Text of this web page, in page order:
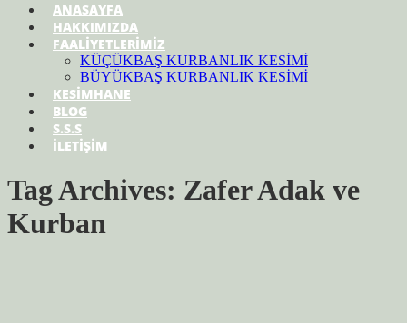
ANASAYFA
HAKKIMIZDA
FAALİYETLERİMİZ
KÜÇÜKBAŞ KURBANLIK KESİMİ
BÜYÜKBAŞ KURBANLIK KESİMİ
KESİMHANE
BLOG
S.S.S
İLETİŞİM
Tag Archives: Zafer Adak ve
Kurban